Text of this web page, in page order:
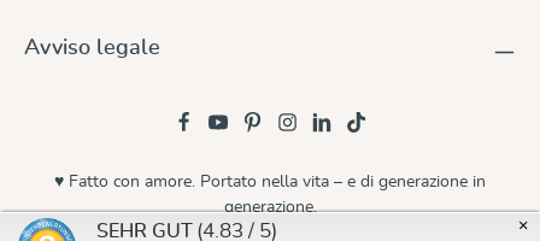
Avviso legale
♥ Fatto con amore. Portato nella vita – e di generazione in
generazione.
×
SEHR GUT (4.83 / 5)